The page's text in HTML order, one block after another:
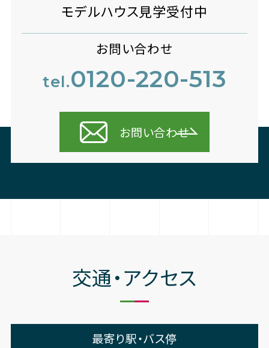
モデルハウス見学受付中
お問い合わせ
tel.0120-220-513
お問い合わせ
交通・アクセス
最寄り駅・バス停